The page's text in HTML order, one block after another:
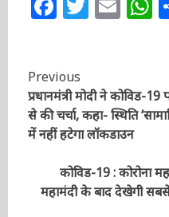
Post Views: 379
Continue
Reading
Previous
नेताओं से की चर्चा, कहा-
है, एक बार में नहीं हटेगा